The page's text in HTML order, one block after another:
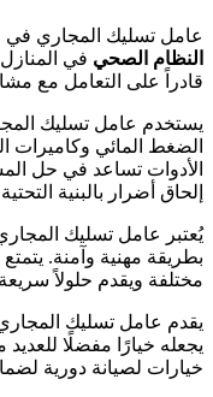
عامل تسليك المجاري في
النظام الصحي في
قادراً على التعامل مع
يستخدم عامل تسليك
الضغط المائي وكاميرات
الأدوات تساعد في حل
إلحاق أضرار بالبنية
يُعتبر عامل تسليك
بطريقة مهنية وآمنة.
مختلفة ويقدم حلولاً
يقدم عامل تسليك
يجعله خيارًا مفضلًا للعديد
خيارات لصيانة دورية